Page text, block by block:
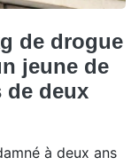
de drogue
jeune de
de deux
à deux ans